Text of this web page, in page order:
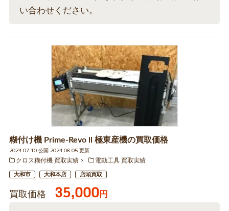
い合わせください。
糊付け機 Prime-Revo ll 極東産機の買取価格
2024.07.10 公開 2024.08.05 更新
クロス糊付機 買取実績
電動工具 買取実績
大和市 大和本店 店頭買取
買取価格 35,000円